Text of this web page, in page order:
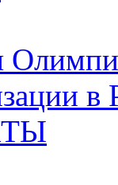
в